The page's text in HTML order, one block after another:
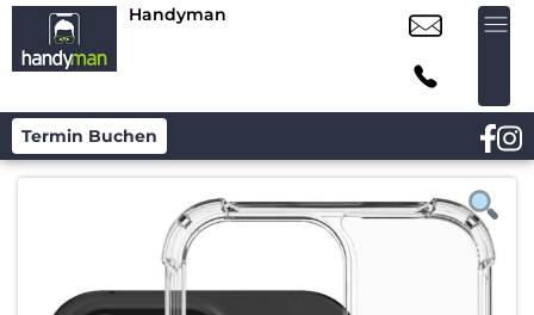
Handyman
Termin Buchen